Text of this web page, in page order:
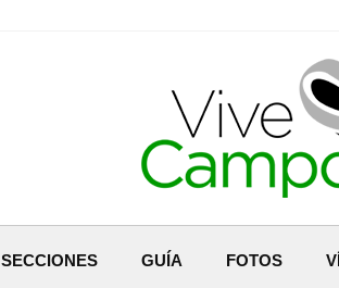
SECCIONES GUÍA FOTOS